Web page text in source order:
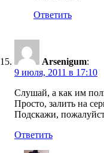
Ответить
Arsenigum:
9 июля, 2011 в 17:10
Слушай, а как им
Просто, залить на
Подскажи,
Ответить